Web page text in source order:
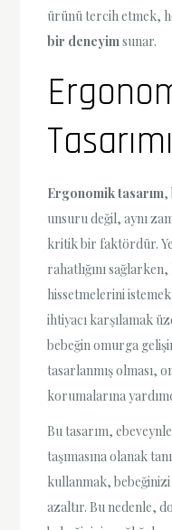
ürünü tercih etmek,
bir deneyim sunar.
Ergonomik tasarım,
unsuru değil, aynı
kritik bir faktördür.
rahatlığını
hissetmelerini
ihtiyacı karşılamak
bebeğin omurga
tasarlanmış olması,
korumalarına
Bu tasarım,
taşımasına olanak
kullanmak, bebeğinizi
azaltır. Bu nedenle,